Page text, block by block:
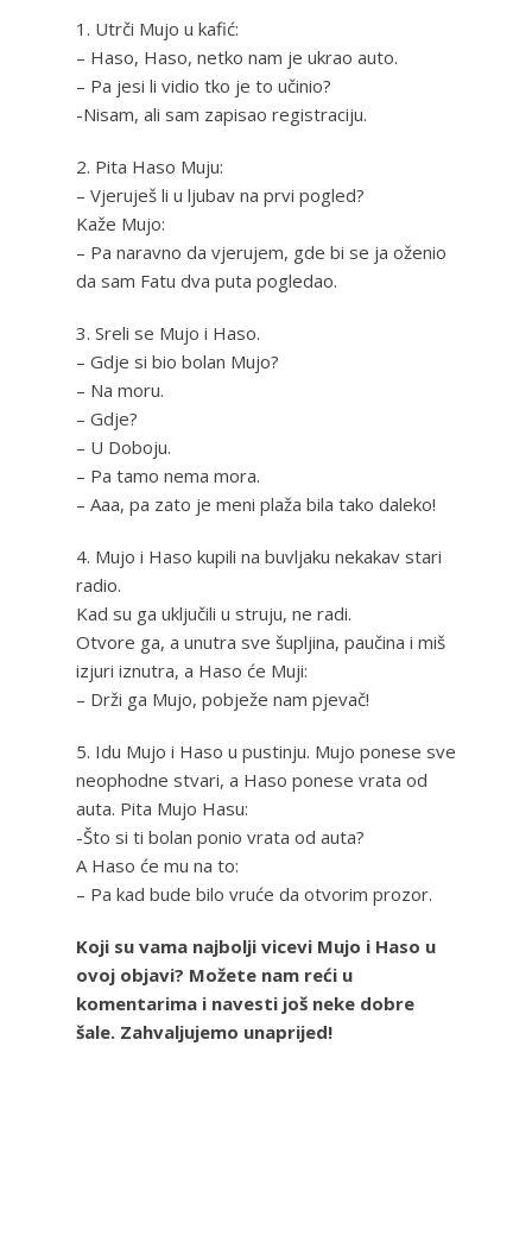
1. Utrči Mujo u kafić:
– Haso, Haso, netko nam je ukrao auto.
– Pa jesi li vidio tko je to učinio?
-Nisam, ali sam zapisao registraciju.
2. Pita Haso Muju:
– Vjeruješ li u ljubav na prvi pogled?
Kaže Mujo:
– Pa naravno da vjerujem, gde bi se ja oženio
da sam Fatu dva puta pogledao.
3. Sreli se Mujo i Haso.
– Gdje si bio bolan Mujo?
– Na moru.
– Gdje?
– U Doboju.
– Pa tamo nema mora.
– Aaa, pa zato je meni plaža bila tako daleko!
4. Mujo i Haso kupili na buvljaku nekakav stari
radio.
Kad su ga uključili u struju, ne radi.
Otvore ga, a unutra sve šupljina, paučina i miš
izjuri iznutra, a Haso će Muji:
– Drži ga Mujo, pobježe nam pjevač!
5. Idu Mujo i Haso u pustinju. Mujo ponese sve
neophodne stvari, a Haso ponese vrata od
auta. Pita Mujo Hasu:
-Što si ti bolan ponio vrata od auta?
A Haso će mu na to:
– Pa kad bude bilo vruće da otvorim prozor.
Koji su vama najbolji vicevi Mujo i Haso u
ovoj objavi? Možete nam reći u
komentarima i navesti još neke dobre
šale. Zahvaljujemo unaprijed!